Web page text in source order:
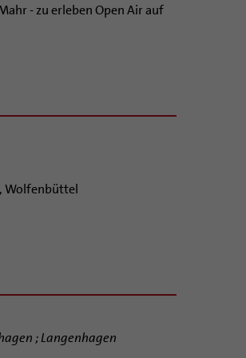
- zu erleben Open Air auf
Wolfenbüttel
; Langenhagen